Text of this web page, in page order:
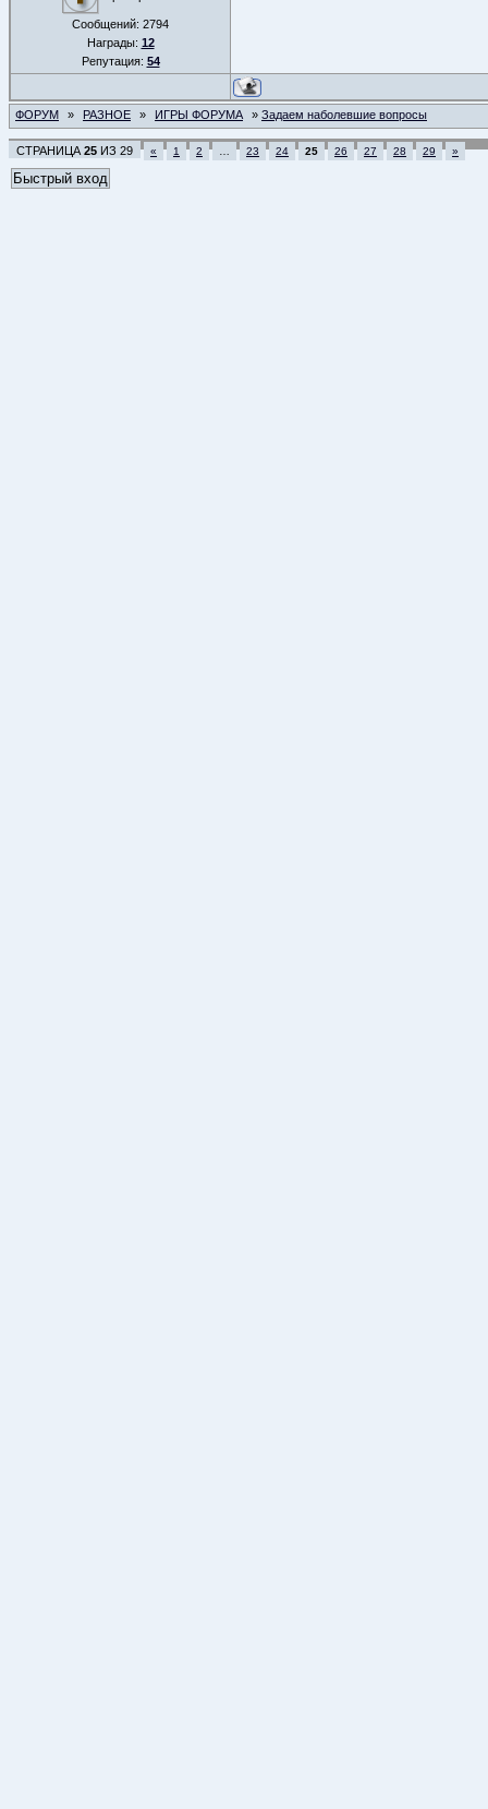
Сообщений: 2794
Награды: 12
Репутация: 54
ФОРУМ » РАЗНОЕ » ИГРЫ ФОРУМА » Задаем наболевшие вопросы
СТРАНИЦА 25 ИЗ 29 « 1 2 23 24 25 26 27 28 29 »